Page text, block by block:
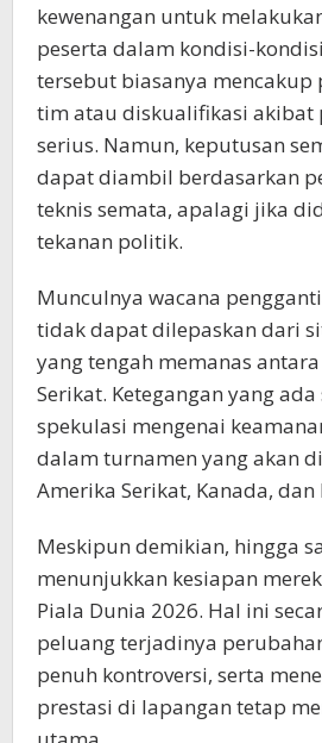
kewenangan untuk
peserta dalam kondisi-
tersebut biasanya
tim atau diskualifikasi akibat
serius. Namun, keputusan
dapat diambil berdasarkan
teknis semata, apalagi jika
tekanan politik.
Munculnya wacana
tidak dapat dilepaskan dari
yang tengah memanas
Serikat. Ketegangan yang
spekulasi mengenai
dalam turnamen yang akan
Amerika Serikat, Kanada,
Meskipun demikian, hingga
menunjukkan kesiapan
Piala Dunia 2026. Hal ini
peluang terjadinya
penuh kontroversi, serta
prestasi di lapangan tetap